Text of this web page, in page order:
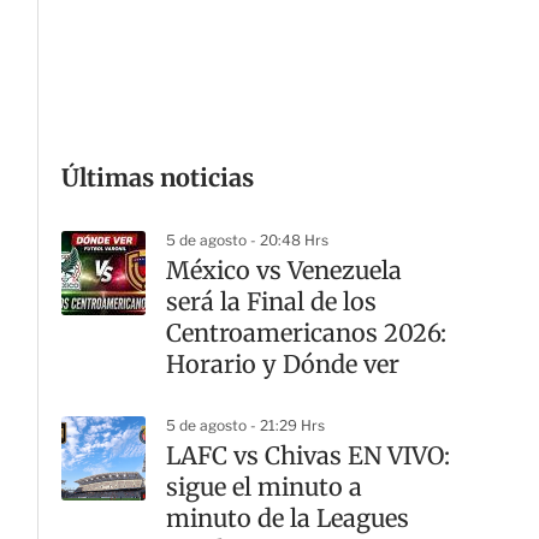
Últimas noticias
5 de agosto - 20:48 Hrs
México vs Venezuela
será la Final de los
Centroamericanos 2026:
Horario y Dónde ver
5 de agosto - 21:29 Hrs
LAFC vs Chivas EN VIVO:
sigue el minuto a
minuto de la Leagues